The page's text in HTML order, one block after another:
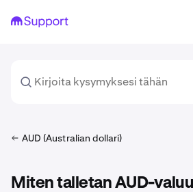
AUD (Australian dollari)
Miten talletan AUD-